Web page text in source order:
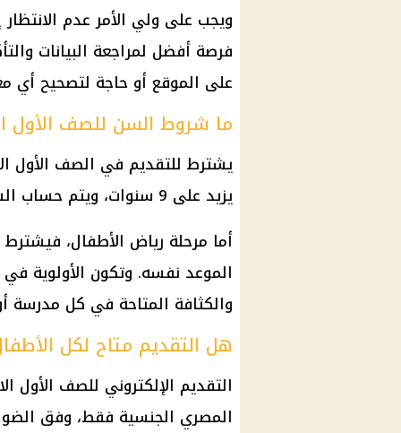
ويجب على ولي الأمر عدم الانتظار
فرصة أفضل لمراجعة البيانات
على الموقع أو حاجة لتصحيح أي
ما شروط السن للصف الأول
يزيد على 9 سنوات، ويتم حساب السن في 1 أكتوبر 2026.
الموعد نفسه. وتكون الأولوية في
والكثافة المتاحة في كل مدرسة
هل التقديم متاح لكل
التقديم الإلكتروني للصف الأول
المصري الجنسية فقط، وفق